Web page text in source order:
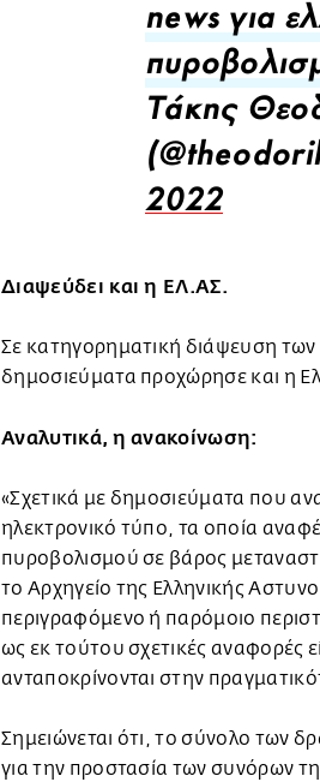
news για
Τάκης
2022
Διαψεύδει και η ΕΛ.ΑΣ.
Σε κατηγορηματική διάψευση
δημοσιεύματα προχώρησε και η
Αναλυτικά, η ανακοίνωση:
«Σχετικά με δημοσιεύματα που
ηλεκτρονικό τύπο, τα οποία
πυροβολισμού σε βάρος
το Αρχηγείο της Ελληνικής
περιγραφόμενο ή παρόμοιο
ως εκ τούτου σχετικές αναφορές
ανταποκρίνονται στην
Σημειώνεται ότι, το σύνολο των
για την προστασία των συνόρων